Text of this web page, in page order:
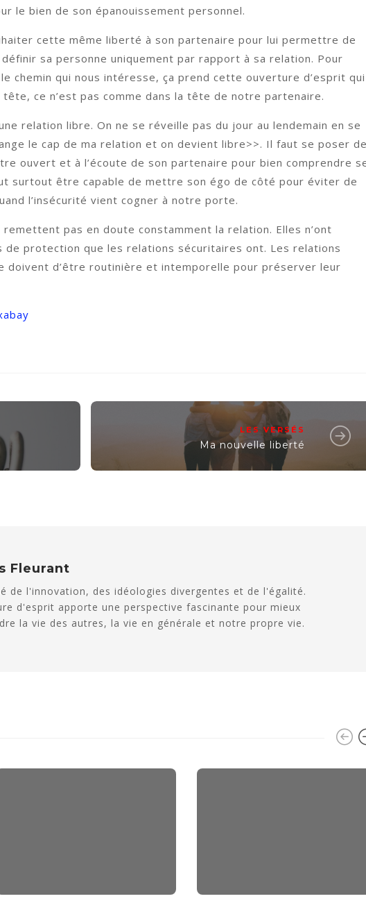
le bien de son épanouissement personnel.
cette même liberté à son partenaire pour lui permettre de
définir sa personne uniquement par rapport à sa relation. Pour
chemin qui nous intéresse, ça prend cette ouverture d’esprit qui
ce n’est pas comme dans la tête de notre partenaire.
relation libre. On ne se réveille pas du jour au lendemain en se
le cap de ma relation et on devient libre>>. Il faut se poser
ouvert et à l’écoute de son partenaire pour bien comprendre
surtout être capable de mettre son égo de côté pour éviter de
l’insécurité vient cogner à notre porte.
pas en doute constamment la relation. Elles n’ont
de protection que les relations sécuritaires ont. Les relations
doivent d’être routinière et intemporelle pour préserver leur
LES VERSÉS
Ma nouvelle liberté
Fleurant
de l'innovation, des idéologies divergentes et de l'égalité.
d'esprit apporte une perspective fascinante pour mieux
la vie des autres, la vie en générale et notre propre vie.